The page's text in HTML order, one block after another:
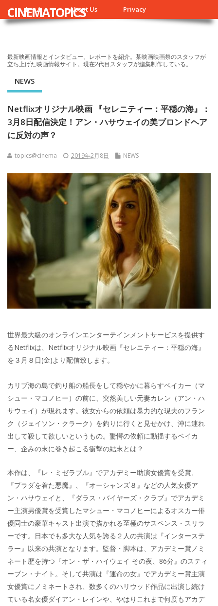
ホーム About Us Privacy
CINEMATOPICS
最新映画情報とインタビュー、レポートを紹介。某映画映画祭のスタッフが
立ち上げた映画情報サイト。現在2代目スタッフが編集制作している。
NEWS
Netflixオリジナル映画 『セレニティー：平穏の海』：
3月8日配信決定！アン・ハサウェイの美ブロンドヘア
に反対の声？
topics@cinema 2019年2月8日 NEWS
世界最大級のオンラインエンターテインメントサービスを提供す
るNetflixは、Netflixオリジナル映画『セレニティー：平穏の海』
を３月８日(金)より配信致します。
カリブ海の島で釣り船の船長をして穏やかに暮らすベイカー（マ
シュー・マコノヒー）の前に、突然美しい元妻カレン（アン・ハ
サウェイ）が現れます。彼女からの依頼は暴力的な現夫のフラン
ク（ジェイソン・クラーク）を釣りに行くと見せかけ、沖に連れ
出して殺して欲しいというもの。驚愕の依頼に動揺するベイカ
ー、企みの末に巻き起こる衝撃の結末とは？
本作は、『レ・ミゼラブル』でアカデミー助演女優賞を受賞、
『プラダを着た悪魔』、『オーシャンズ８』などの人気女優ア
ン・ハサウェイと、『ダラス・バイヤーズ・クラブ』でアカデミ
ー主演男優賞を受賞したマシュー・マコノヒーによるオスカー俳
優同士の豪華キャスト出演で描かれる至極のサスペンス・スリラ
ーです。日本でも多大な人気を誇る２人の共演は『インターステ
ラー』以来の共演となります。監督・脚本は、アカデミー賞ノミ
ネート歴を持つ『オン・ザ・ハイウェイ その夜、86分』のスティ
ーブン・ナイト。そして共演は『運命の女』でアカデミー賞主演
女優賞にノミネートされ、数多くのハリウッド作品に出演し続け
ている名女優ダイアン・レインや、やはりこれまで何度もアカデ